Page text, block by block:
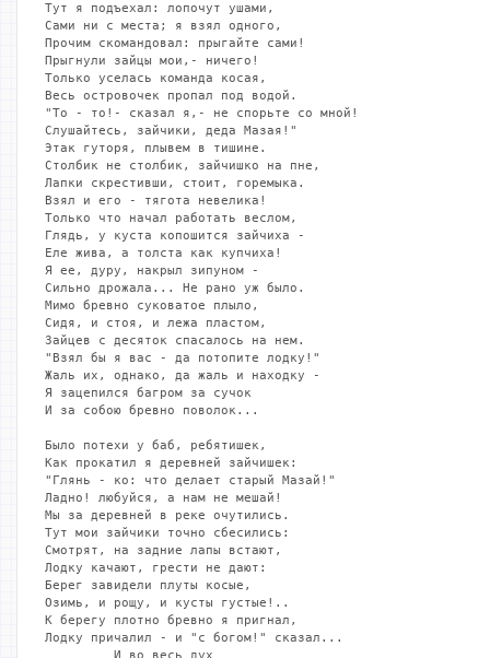
Тут я подъехал: лопочут ушами,
Сами ни с места; я взял одного,
Прочим скомандовал: прыгайте сами!
Прыгнули зайцы мои,- ничего!
Только уселась команда косая,
Весь островочек пропал под водой.
"То - то!- сказал я,- не спорьте со мной!
Слушайтесь, зайчики, деда Мазая!"
Этак гуторя, плывем в тишине.
Столбик не столбик, зайчишко на пне,
Лапки скрестивши, стоит, горемыка.
Взял и его - тягота невелика!
Только что начал работать веслом,
Глядь, у куста копошится зайчиха -
Еле жива, а толста как купчиха!
Я ее, дуру, накрыл зипуном -
Сильно дрожала... Не рано уж было.
Мимо бревно суковатое плыло,
Сидя, и стоя, и лежа пластом,
Зайцев с десяток спасалось на нем.
"Взял бы я вас - да потопите лодку!"
Жаль их, однако, да жаль и находку -
Я зацепился багром за сучок
И за собою бревно поволок...
Было потехи у баб, ребятишек,
Как прокатил я деревней зайчишек:
"Глянь - ко: что делает старый Мазай!"
Ладно! любуйся, а нам не мешай!
Мы за деревней в реке очутились.
Тут мои зайчики точно сбесились:
Смотрят, на задние лапы встают,
Лодку качают, грести не дают:
Берег завидели плуты косые,
Озимь, и рощу, и кусты густые!..
К берегу плотно бревно я пригнал,
Лодку причалил - и "с богом!" сказал...